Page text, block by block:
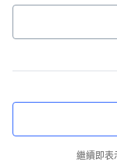
繼續即表